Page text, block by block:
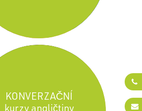
KONVERZAČNÍ
kurzy angličtiny